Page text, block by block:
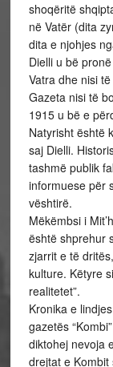
shoqëritë
në Vatër (dita
dita e njohjes
Dielli u bë
Vatra dhe nisi
Gazeta nisi të
1915 u bë e
Natyrisht është
saj Dielli.
tashmë publik
informuese për
vështirë.
Mëkëmbsi i
është shprehur
zjarrit e të
kulture. Këtyre
realitetet”.
Kronika e
gazetës
diktohej nevoja
drejtat e